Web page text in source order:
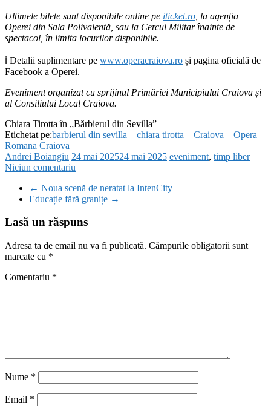
Ultimele bilete sunt disponibile online pe iticket.ro , la agenția
Operei din Sala Polivalentă, sau la Cercul Militar înainte de
spectacol, în limita locurilor disponibile.
ℹ️ Detalii suplimentare pe www.operacraiova.ro și pagina oficială de
Facebook a Operei.
Eveniment organizat cu sprijinul Primăriei Municipiului Craiova și
al Consiliului Local Craiova.
Chiara Tirotta în „Bărbierul din Sevilla”
Etichetat pe:barbierul din sevilla chiara tirotta Craiova
Opera
Romana Craiova
Andrei Boiangiu 24 mai 202524 mai 2025 eveniment, timp liber
Niciun comentariu
← Noua scenă de neratat la IntenCity
Educație fără granițe →
Lasă un răspuns
Adresa ta de email nu va fi publicată. Câmpurile obligatorii sunt
marcate cu *
Comentariu *
Nume *
Email *